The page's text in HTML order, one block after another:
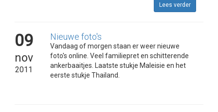
Lees verder
09
nov
2011
Nieuwe foto's
Vandaag of morgen staan er weer nieuwe
foto's online. Veel familiepret en schitterende
ankerbaaitjes. Laatste stukje Maleisie en het
eerste stukje Thailand.